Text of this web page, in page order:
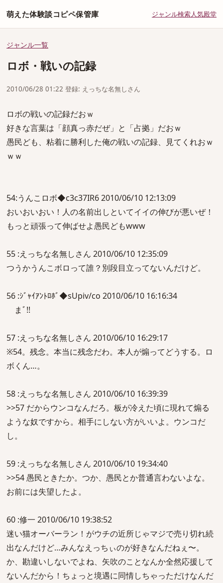
萌えた体験談コピペ保管庫 ジャンル検索人気殿堂
ジャンル一覧
ロボ・戦いの記録
2010/06/28 01:22 登録: えっちな名無しさん
ロボの戦いの記録だおｗ
好きな言葉は「顔真っ赤だぜ」と「占拠」だおｗ
愚民ども、粘着に勝利した俺の戦いの記録、見てくれおｗ
ｗｗ
54:うんこロボ◆c3c37IR6 2010/06/10 12:13:09
おいおいおい！人の名前出しといてイイの伸びが悪いぜ！
もっと頑張って伸ばせよ愚民どもwww
55 :えっちな名無しさん 2010/06/10 12:35:09
つうかうんこボロって誰？別段目立ってないんだけど。
56 :ｼﾞｬｲｱﾝﾄﾛﾎﾞ◆sUpiv/co 2010/06/10 16:16:34
まﾞ!!
57 :えっちな名無しさん 2010/06/10 16:29:17
※54。残念。本当に残念だわ。本人が煽ってどうする。ロ
ボくん…。
58 :えっちな名無しさん 2010/06/10 16:39:39
>>57 だからウンコなんだろ。板が冷えた頃に現れて煽る
ような奴ですから。相手にしない方がいいよ。ウンコだ
し。
59 :えっちな名無しさん 2010/06/10 19:34:40
>>54 愚民ときたか。つか、愚民とか普通言わないよな。
お前には失望したよ。
60 :修一 2010/06/10 19:38:52
迷い猫オーバーラン！がウチの近所じゃマジで売り切れ続
出なんだけど…みんなえっちぃのが好きなんだねぇ〜。
か、勘違いしないでよね、矢吹のことなんか全然応援して
ないんだから！ちょっと境遇に同情しちゃっただけなんだ